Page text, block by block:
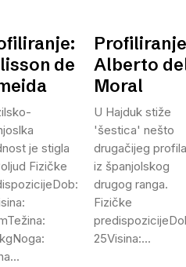
de
je stigla
Fizičke
Alberto
Moral
U Hajduk stiže
'šestica' nešto
drugačijeg profila
iz španjolskog
drugog ranga.
Fizičke
25Visina:...